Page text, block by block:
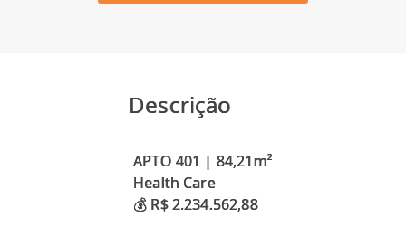
Descrição
APTO 401 | 84,21m²
Health Care
💰 R$ 2.234.562,88